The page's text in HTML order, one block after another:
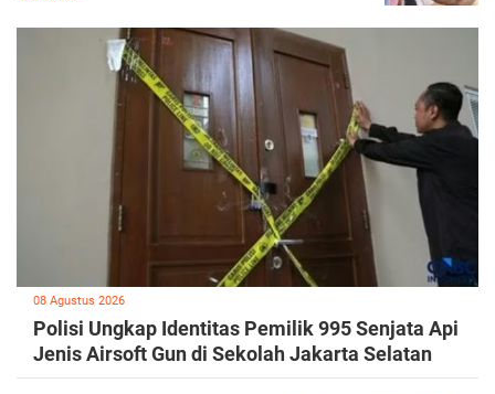
08 Agustus 2026
Polisi Ungkap Identitas Pemilik 995 Senjata Api
Jenis Airsoft Gun di Sekolah Jakarta Selatan